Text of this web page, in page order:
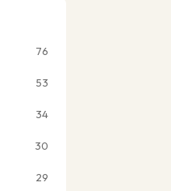
76
53
34
30
29